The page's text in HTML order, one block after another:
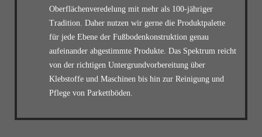
Oberflächenveredelung mit mehr als 100-jähriger
Tradition. Daher nutzen wir gerne die Produktpalette
für jede Ebene der Fußbodenkonstruktion genau
aufeinander abgestimmte Produkte. Das Spektrum reicht
von der richtigen Untergrundvorbereitung über
Klebstoffe und Maschinen bis hin zur Reinigung und
Pflege von Parkettböden.